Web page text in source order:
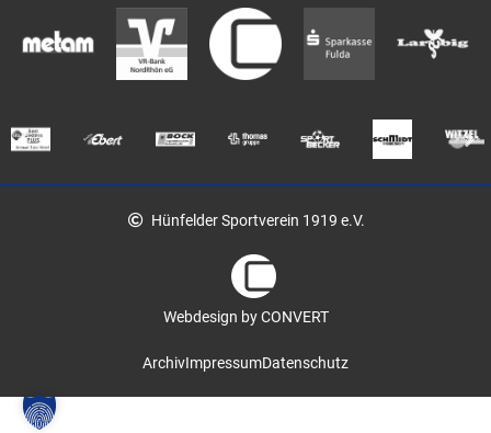
Hünfelder Sportverein 1919 e.V.
Webdesign by CONVERT
ArchivImpressumDatenschutz